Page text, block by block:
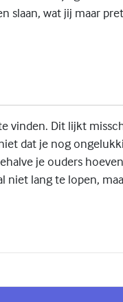
slaan, wat jij maar
vinden. Dit lijkt
dat je nog
je ouders
niet lang te lopen,